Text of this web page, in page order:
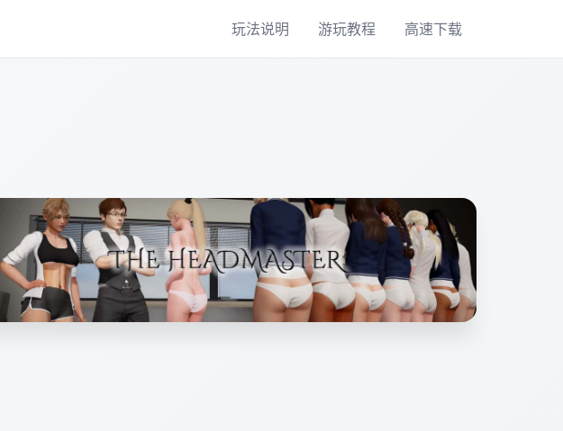
玩法说明 游玩教程 高速下载